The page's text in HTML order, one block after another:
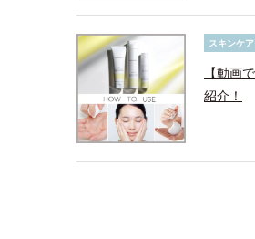
スキンケア
【動画
紹介！